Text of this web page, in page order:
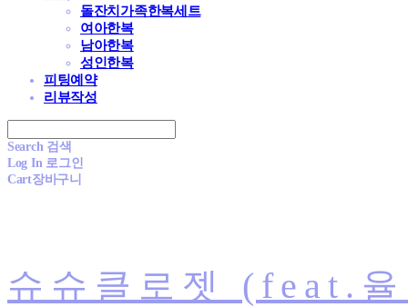
돌잔치가족한복세트
여아한복
남아한복
성인한복
피팅예약
리뷰작성
Search 검색
Log In 로그인
Cart장바구니
슈슈클로젯 (feat.